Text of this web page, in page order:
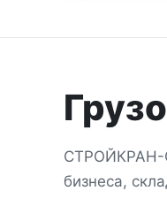
СТРОЙКРАН-
бизнеса,